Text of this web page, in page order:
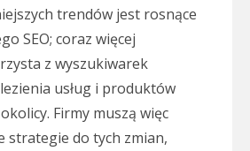
trendów jest rosnące
SEO; coraz więcej
z wyszukiwarek
usług i produktów
Firmy muszą więc
strategie do tych zmian,